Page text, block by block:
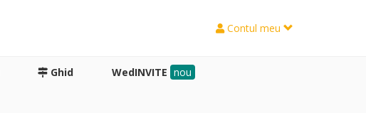
Contul meu
Ghid WedINVITE nou